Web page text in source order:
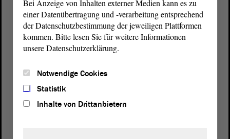
Postanschrift
Bei Anzeige von Inhalten externer Medien kann es zu
einer Datenübertragung und -verarbeitung entsprechend
der Datenschutzbestimmung der jeweiligen Plattformen
kommen. Bitte lesen Sie für weitere Informationen
unsere Datenschutzerklärung.
Notwendige Cookies
Statistik
Inhalte von Drittanbietern